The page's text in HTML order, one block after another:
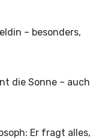
– besonders,
die Sonne – auch
Er fragt alles,